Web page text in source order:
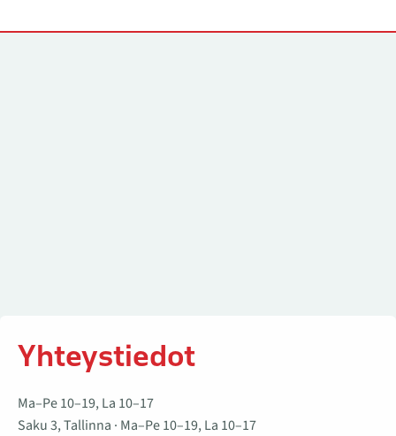
Yhteystiedot
Ma–Pe 10–19, La 10–17
Saku 3, Tallinna · Ma–Pe 10–19, La 10–17